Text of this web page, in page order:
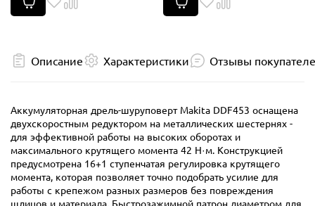
Описание Характеристики Отзывы
Аккумуляторная дрель-шуруповерт Makita DDF453 оснащена
двухскоростным редуктором на металлических шестернях -
для эффективной работы на высоких оборотах и
максимального крутящего момента 42 Н·м. Конструкцией
предусмотрена 16+1 ступенчатая регулировка крутящего
момента, которая позволяет точно подобрать усилие для
работы с крепежом разных размеров без повреждения
шлицов и материала. Быстрозажимной патрон диаметром для